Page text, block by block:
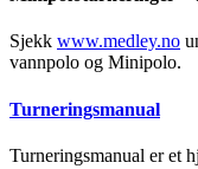
Sjekk www.medley.no
vannpolo og Minipolo.
Turneringsmanual
Turneringsmanual er et